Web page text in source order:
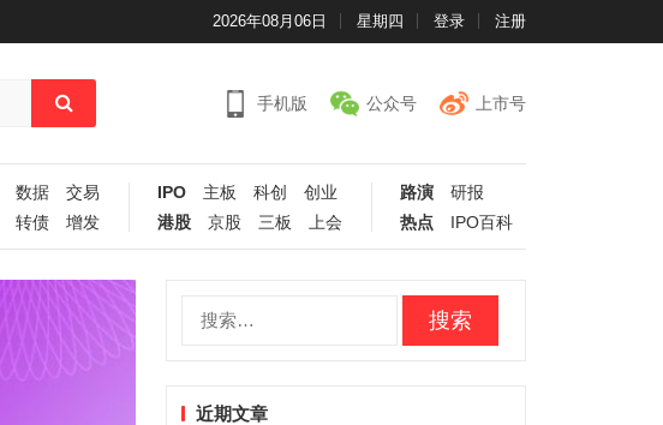
2026年08月06日 星期四 登录 注册
手机版 公众号 上市号
数据
交易
转债 增发
IPO 主板 科创
创业
港股
京股 三板 上会
路演
研报
热点
IPO百科
近期文章